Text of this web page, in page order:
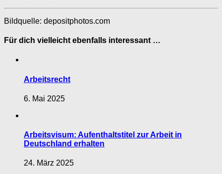
Bildquelle: depositphotos.com
Für dich vielleicht ebenfalls interessant …
Arbeitsrecht
6. Mai 2025
Arbeitsvisum: Aufenthaltstitel zur Arbeit in
Deutschland erhalten
24. März 2025